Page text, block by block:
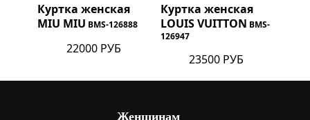
Куртка женская
MIU MIU BMS-126888
22000 РУБ
Куртка женская
LOUIS VUITTON BMS-
126947
23500 РУБ
Женщинам